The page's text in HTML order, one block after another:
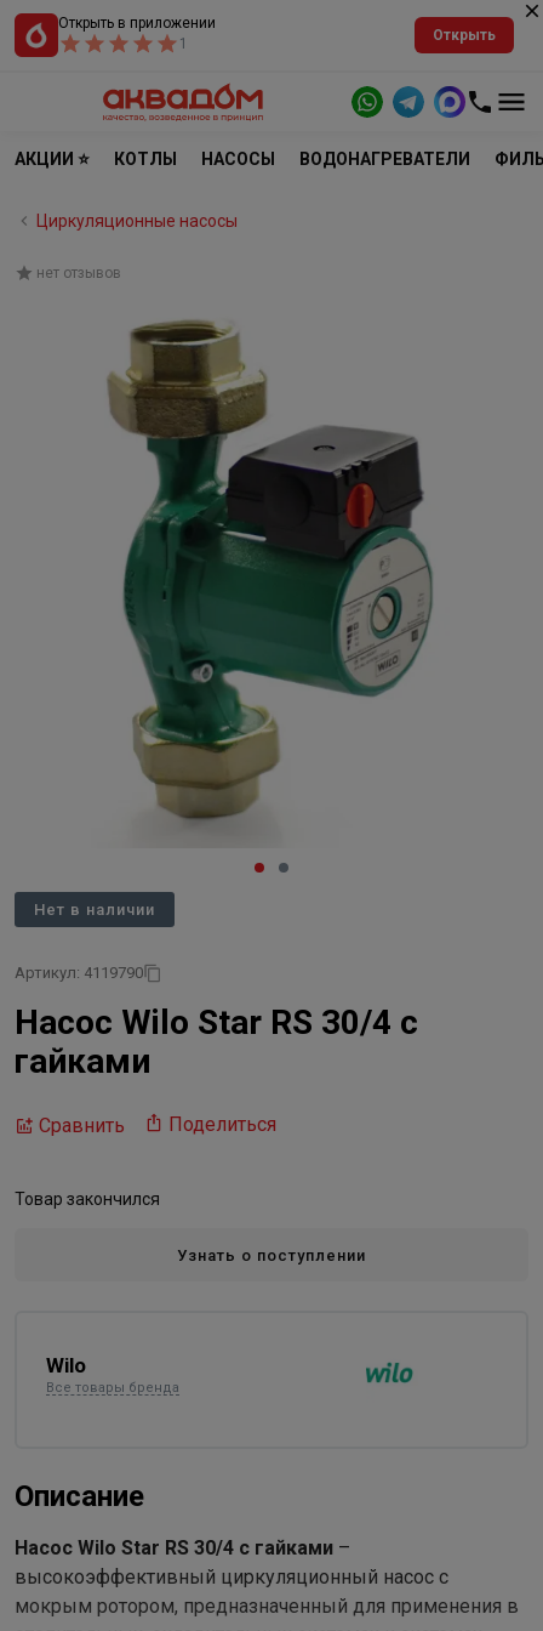
Открыть в приложении
1
Открыть
АКЦИИ ⭐ КОТЛЫ НАСОСЫ ВОДОНАГРЕВАТЕЛИ
Циркуляционные насосы
нет отзывов
Нет в наличии
Артикул: 4119790
Насос Wilo Star RS 30/4 с
гайками
Сравнить Поделиться
Товар закончился
Узнать о поступлении
Wilo
Все товары бренда
Описание
Насос Wilo Star RS 30/4 с гайками –
высокоэффективный циркуляционный насос с
мокрым ротором, предназначенный для применения в